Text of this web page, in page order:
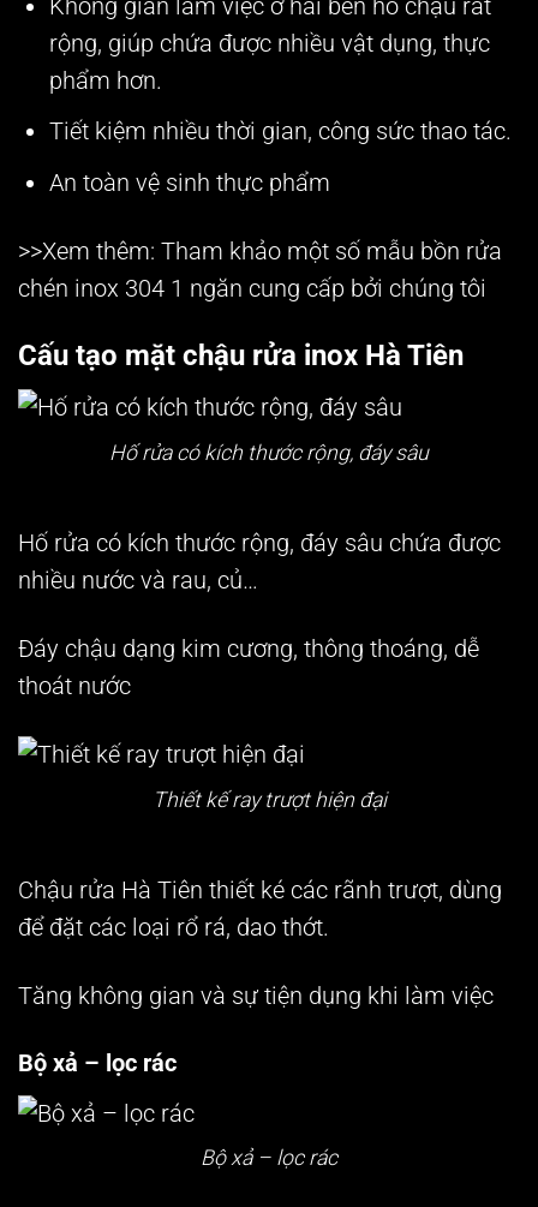
Không gian làm việc ở hai bên hố chậu rất
rộng, giúp chứa được nhiều vật dụng, thực
phẩm hơn.
Tiết kiệm nhiều thời gian, công sức thao tác.
An toàn vệ sinh thực phẩm
>>Xem thêm: Tham khảo một số mẫu bồn rửa
chén inox 304 1 ngăn cung cấp bởi chúng tôi
Cấu tạo mặt chậu rửa inox Hà Tiên
Hố rửa có kích thước rộng, đáy sâu
Hố rửa có kích thước rộng, đáy sâu chứa được
nhiều nước và rau, củ…
Đáy chậu dạng kim cương, thông thoáng, dễ
thoát nước
Thiết kế ray trượt hiện đại
Chậu rửa Hà Tiên thiết ké các rãnh trượt, dùng
để đặt các loại rổ rá, dao thớt.
Tăng không gian và sự tiện dụng khi làm việc
Bộ xả – lọc rác
Bộ xả – lọc rác